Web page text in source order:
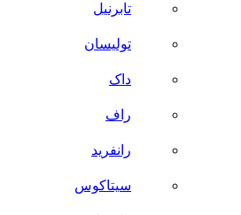
تابرنیل
تولیسان
داک
راف
رانفرید
سیتاکوس